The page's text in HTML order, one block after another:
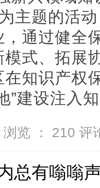
主题的活
通过健全
模式、拓展
知识产权
”建设注入
览 ： 210 评
总有嗡嗡